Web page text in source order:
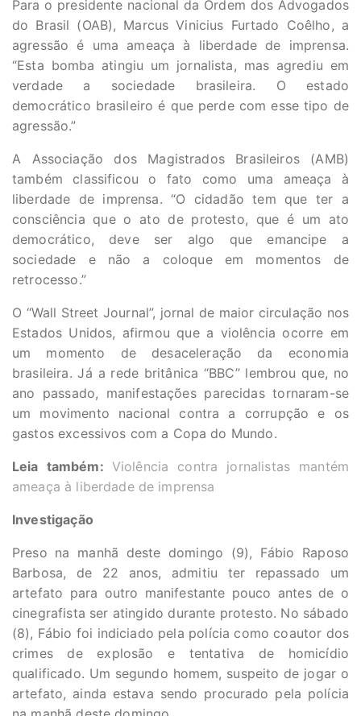
Para o presidente nacional da Ordem dos Advogados
do Brasil (OAB), Marcus Vinicius Furtado Coêlho, a
agressão é uma ameaça à liberdade de imprensa.
“Esta bomba atingiu um jornalista, mas agrediu em
verdade a sociedade brasileira. O estado
democrático brasileiro é que perde com esse tipo de
agressão.”
A Associação dos Magistrados Brasileiros (AMB)
também classificou o fato como uma ameaça à
liberdade de imprensa. “O cidadão tem que ter a
consciência que o ato de protesto, que é um ato
democrático, deve ser algo que emancipe a
sociedade e não a coloque em momentos de
retrocesso.”
O “Wall Street Journal”, jornal de maior circulação nos
Estados Unidos, afirmou que a violência ocorre em
um momento de desaceleração da economia
brasileira. Já a rede britânica “BBC” lembrou que, no
ano passado, manifestações parecidas tornaram-se
um movimento nacional contra a corrupção e os
gastos excessivos com a Copa do Mundo.
Leia também: Violência contra jornalistas mantém
ameaça à liberdade de imprensa
Investigação
Preso na manhã deste domingo (9), Fábio Raposo
Barbosa, de 22 anos, admitiu ter repassado um
artefato para outro manifestante pouco antes de o
cinegrafista ser atingido durante protesto. No sábado
(8), Fábio foi indiciado pela polícia como coautor dos
crimes de explosão e tentativa de homicídio
qualificado. Um segundo homem, suspeito de jogar o
artefato, ainda estava sendo procurado pela polícia